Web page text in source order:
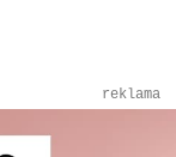
reklama